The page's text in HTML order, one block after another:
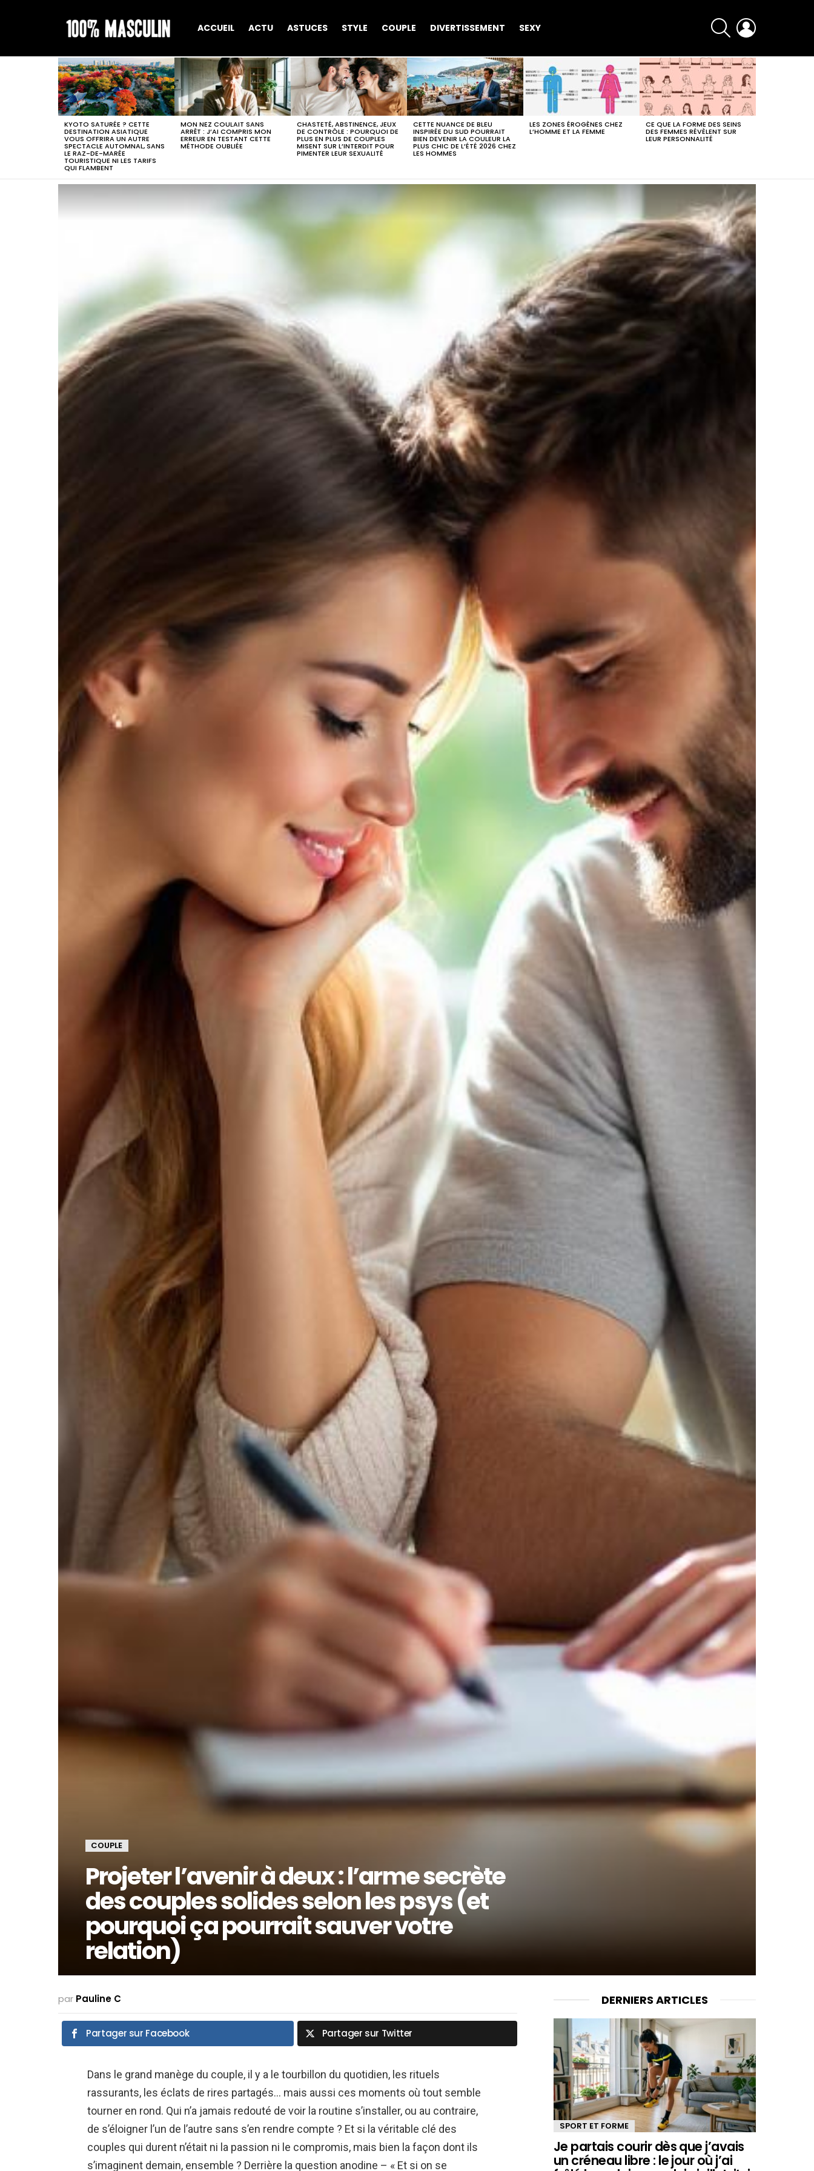
ACCUEIL ACTU ASTUCES STYLE COUPLE DIVERTISSEMENT SEXY
SEARCH
MOST
VIEWED
STORIES
KYOTO SATURÉE ? CETTE
DESTINATION ASIATIQUE
VOUS OFFRIRA UN AUTRE
SPECTACLE AUTOMNAL, SANS
LE RAZ-DE-MARÉE
TOURISTIQUE NI LES TARIFS
QUI FLAMBENT
MON NEZ COULAIT SANS
ARRÊT : J’AI COMPRIS MON
ERREUR EN TESTANT CETTE
MÉTHODE OUBLIÉE
CHASTETÉ, ABSTINENCE, JEUX
DE CONTRÔLE : POURQUOI DE
PLUS EN PLUS DE COUPLES
MISENT SUR L’INTERDIT POUR
PIMENTER LEUR SEXUALITÉ
CETTE NUANCE DE BLEU
INSPIRÉE DU SUD POURRAIT
BIEN DEVENIR LA COULEUR LA
PLUS CHIC DE L’ÉTÉ 2026 CHEZ
LES HOMMES
LES ZONES ÉROGÈNES CHEZ
L’HOMME ET LA FEMME
CE QUE LA FORME DES SEINS
DES FEMMES RÉVÈLENT SUR
LEUR PERSONNALITÉ
COUPLE
Projeter l’avenir à deux : l’arme secrète
des couples solides selon les psys (et
pourquoi ça pourrait sauver votre
relation)
par Pauline C
Partager sur Facebook Partager sur Twitter
Dans le grand manège du couple, il y a le tourbillon du quotidien, les rituels
rassurants, les éclats de rires partagés… mais aussi ces moments où tout semble
tourner en rond. Qui n’a jamais redouté de voir la routine s’installer, ou au contraire,
de s’éloigner l’un de l’autre sans s’en rendre compte ? Et si la véritable clé des
couples qui durent n’était ni la passion ni le compromis, mais bien la façon dont ils
s’imaginent demain, ensemble ? Derrière la question anodine – « Et si on se
DERNIERS ARTICLES
SPORT ET FORME
Je partais courir dès que j’avais
un créneau libre : le jour où j’ai